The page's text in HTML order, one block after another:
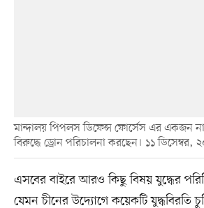
মান্দালয় পিপলস ডিফেন্স ফোর্সেস এর একজন
বিরুদ্ধে ড্রোন পরিচালনা করছেন। ১১ ডিসেম্বর,
এসবের বাইরে আরও কিছু বিষয় যুদ্ধের
যেমন চীনের উদ্যোগে কয়েকটি যুদ্ধবিরতি